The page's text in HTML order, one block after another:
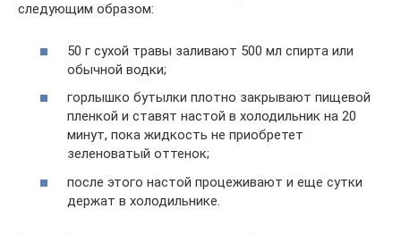
следующим образом:
50 г сухой травы заливают 500 мл спирта или
обычной водки;
горлышко бутылки плотно закрывают пищевой
пленкой и ставят настой в холодильник на 20
минут, пока жидкость не приобретет
зеленоватый оттенок;
после этого настой процеживают и еще сутки
держат в холодильнике.